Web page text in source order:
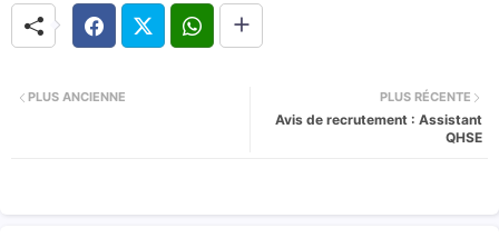
PLUS RÉCENTE
Avis de recrutement : Assistant
QHSE
PLUS ANCIENNE